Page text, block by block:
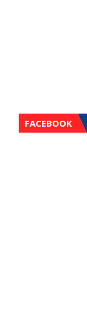
FACEBOOK